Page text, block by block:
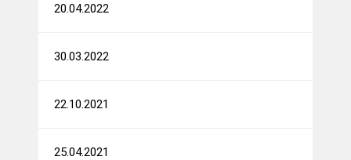
20.04.2022
30.03.2022
22.10.2021
25.04.2021